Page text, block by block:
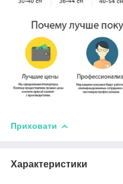
Приховати
Характеристики